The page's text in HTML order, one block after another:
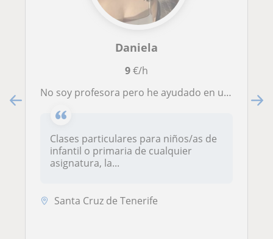
Daniela
9€/h
No soy profesora pero he ayudado en un centro de día a niños con sus tareas escolares.
Clases particulares para niños/as de
infantil o primaria de cualquier
asignatura, la...
Santa Cruz de Tenerife